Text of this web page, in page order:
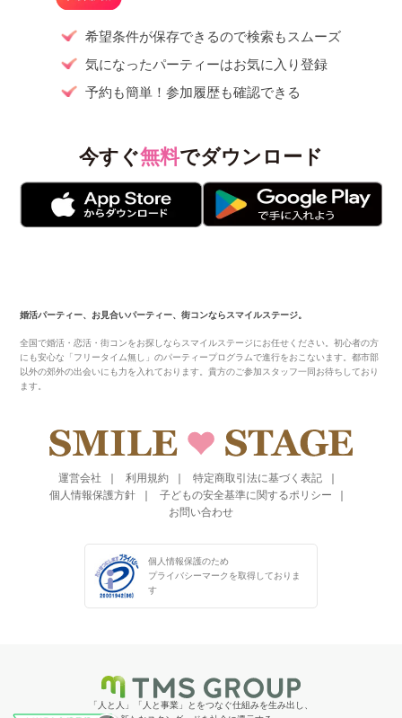
希望条件が保存できるので検索もスムーズ
気になったパーティーはお気に入り登録
予約も簡単！参加履歴も確認できる
今すぐ無料でダウンロード
婚活パーティー、お見合いパーティー、街コンならスマイルステージ。
全国で婚活・恋活・街コンをお探しならスマイルステージにお任せください。初心者の方
にも安心な「フリータイム無し」のパーティープログラムで進行をおこないます。都市部
以外の郊外の出会いにも力を入れております。貴方のご参加スタッフ一同お待ちしており
ます。
運営会社 利用規約
特定商取引法に基づく表記
個人情報保護方針
子どもの安全基準に関するポリシー
お問い合わせ
個人情報保護のため
プライバシーマークを取得しておりま
す
「人と人」「人と事業」とをつなぐ仕組みを生み出し、